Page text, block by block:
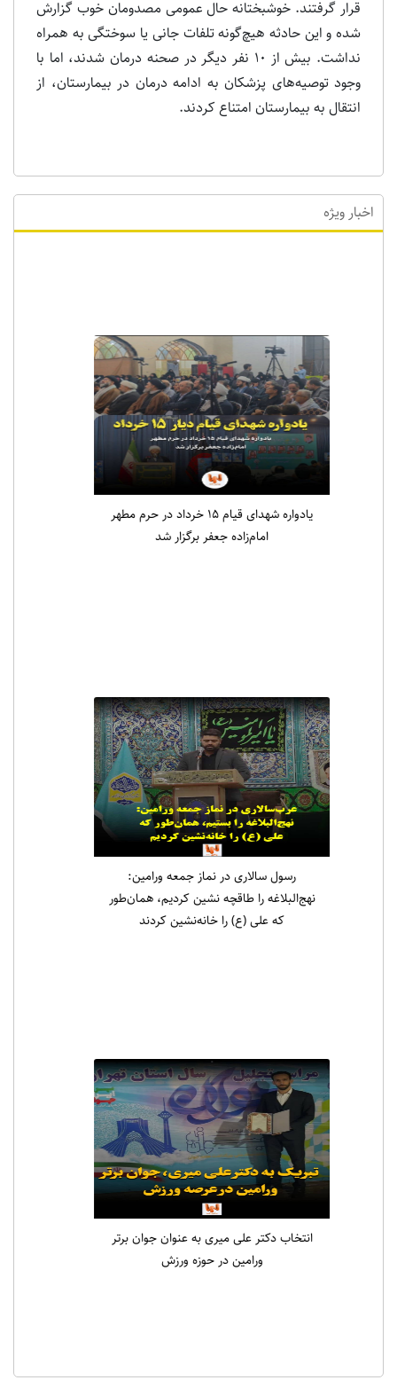
قرار گرفتند. خوشبختانه حال عمومی مصدومان خوب گزارش
شده و این حادثه هیچ‌گونه تلفات جانی یا سوختگی به همراه
نداشت. بیش از 10 نفر دیگر در صحنه درمان شدند، اما با
وجود توصیه‌های پزشکان به ادامه درمان در بیمارستان، از
انتقال به بیمارستان امتناع کردند.
اخبار ویژه
یادواره شهدای قیام ۱۵ خرداد در حرم مطهر
امام‌زاده جعفر برگزار شد
رسول سالاری در نماز جمعه ورامین:
نهج‌البلاغه را طاقچه نشین کردیم، همان‌طور
که علی (ع) را خانه‌نشین کردند
انتخاب دکتر علی میری به عنوان جوان برتر
ورامین در حوزه ورزش